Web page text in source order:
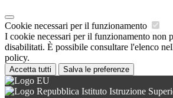
Cookie necessari per il funzionamento
I cookie necessari per il funzionamento non
disabilitati. È possibile consultare l'elenco
policy.
Accetta tutti Salva le preferenze
Istituto Istruzione